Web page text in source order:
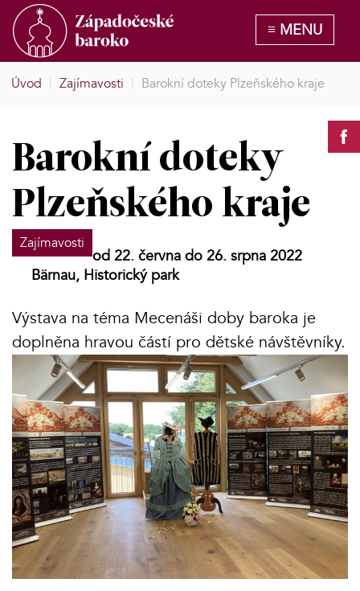
Úvod | Zajímavosti | Barokní doteky Plzeňského kraje
Barokní doteky
Plzeňského kraje
Zajímavosti
od 22. června do 26. srpna 2022
Bärnau, Historický park
Výstava na téma Mecenáši doby baroka je
doplněna hravou částí pro dětské návštěvníky.